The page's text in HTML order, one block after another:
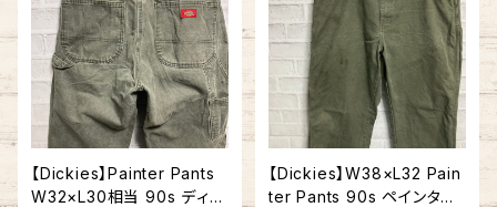
【Dickies】Painter Pants
W32×L30相当 90s ディッ
【Dickies】W38×L32 Pain
ter Pants 90s ペインター